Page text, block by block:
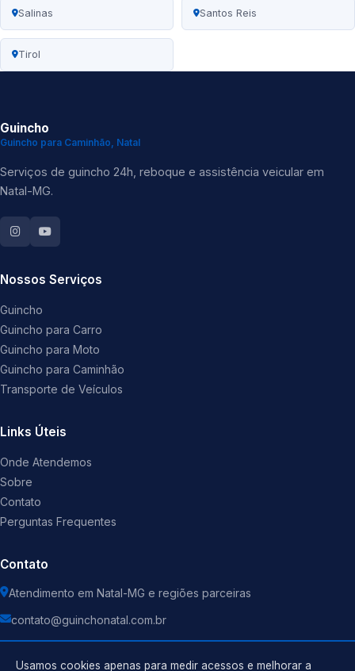
Salinas Santos Reis
Tirol
Guincho
Guincho para Caminhão, Natal
Serviços de guincho 24h, reboque e assistência veicular em
Natal-MG.
Nossos Serviços
Guincho
Guincho para Carro
Guincho para Moto
Guincho para Caminhão
Transporte de Veículos
Links Úteis
Onde Atendemos
Sobre
Contato
Perguntas Frequentes
Contato
Atendimento em Natal-MG e regiões parceiras
contato@guinchonatal.com.br
Usamos cookies apenas para medir acessos e melhorar a